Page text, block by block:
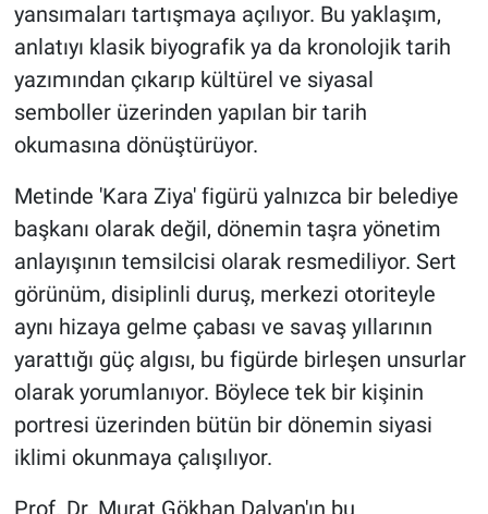
yansımaları tartışmaya açılıyor. Bu yaklaşım,
anlatıyı klasik biyografik ya da kronolojik tarih
yazımından çıkarıp kültürel ve siyasal
semboller üzerinden yapılan bir tarih
okumasına dönüştürüyor.
Metinde 'Kara Ziya' figürü yalnızca bir belediye
başkanı olarak değil, dönemin taşra yönetim
anlayışının temsilcisi olarak resmediliyor. Sert
görünüm, disiplinli duruş, merkezi otoriteyle
aynı hizaya gelme çabası ve savaş yıllarının
yarattığı güç algısı, bu figürde birleşen unsurlar
olarak yorumlanıyor. Böylece tek bir kişinin
portresi üzerinden bütün bir dönemin siyasi
iklimi okunmaya çalışılıyor.
Prof. Dr. Murat Gökhan Dalyan'ın bu